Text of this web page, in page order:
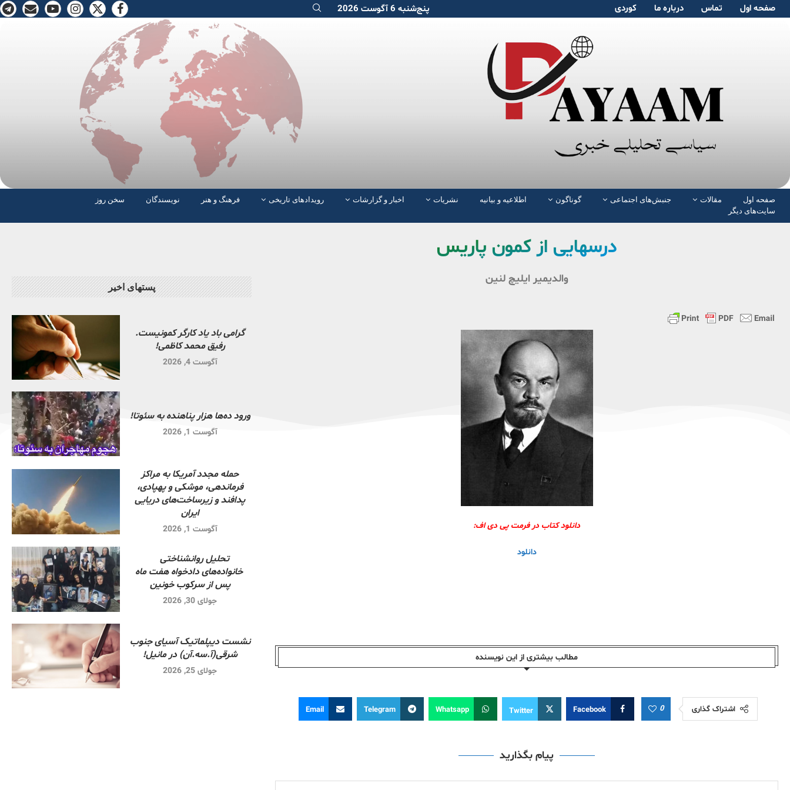
صفحە اول تماس دربارە ما کوردی پنج‌شنبه 6 آگوست 2026
صفحە اول مقالات جنبش‌های اجتماعی گوناگون اطلاعیه و بیانیه نشریات اخبار و گزارشات رویدادهای تاریخی فرهنگ و هنر نویسندگان
سخن روز
سایت‌های دیگر
درسهایی از کمون پاریس
والدیمیر ایلیچ لنین
دانلود كتاب در فرمت پی دی اف:
دانلود
مطالب بیشتری از این نویسندە
اشتراک گذاری 0
Facebook
Twitter
Whatsapp
Telegram
Email
پیام بگذارید
پستهای اخیر
گرامی باد یاد کارگر کمونیست.
رفیق محمد کاظمی!
آگوست 4, 2026
ورود ده‌ها هزار پناهنده به سئوتا!
آگوست 1, 2026
حمله مجدد آمریکا به مراکز
فرماندهی، موشکی و پهپادی،
پدافند و زیرساخت‌های دریایی
ایران
آگوست 1, 2026
تحلیل روانشناختی
خانواده‌های دادخواه هفت ماه
پس از سرکوب خونین
جولای 30, 2026
نشست دیپلماتیک آسیای جنوب
شرقی‌(آ.سه.آن) در مانیل!
جولای 25, 2026